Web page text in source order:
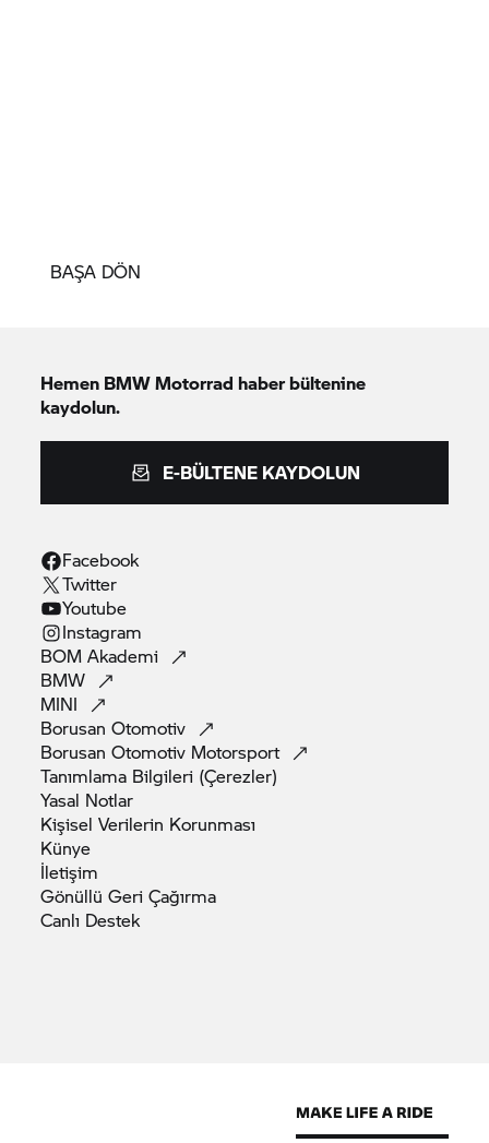
BAŞA DÖN
Hemen BMW Motorrad haber bültenine
kaydolun.
E-BÜLTENE KAYDOLUN
Facebook
Twitter
Youtube
Instagram
BOMAkademi
BMW
MINI
BorusanOtomotiv
Borusan Otomotiv Motorsport
Tanımlama Bilgileri (Çerezler)
Yasal Notlar
Kişisel Verilerin Korunması
Künye
İletişim
Gönüllü GeriÇağırma
Canlı Destek